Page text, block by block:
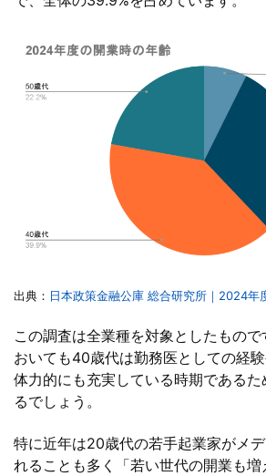
出典： 日本政策金融公庫 総合研究所｜2024年
この調査は全業種を対象としたもの
おいても40歳代は勤務医としての経験
体力的にも充実している時期である
るでしょう。
特に近年は20歳代の若手起業家がメ
れることも多く「若い世代の開業も増